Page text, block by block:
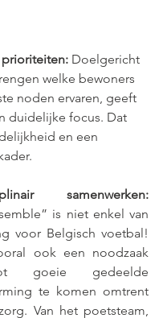
prioriteiten: Doelgericht
welke bewoners
noden ervaren, geeft
duidelijke focus. Dat
en een
samenwerken:
is niet enkel van
voor Belgisch voetbal!
ook een noodzaak
goeie gedeelde
te komen omtrent
Van het poetsteam,